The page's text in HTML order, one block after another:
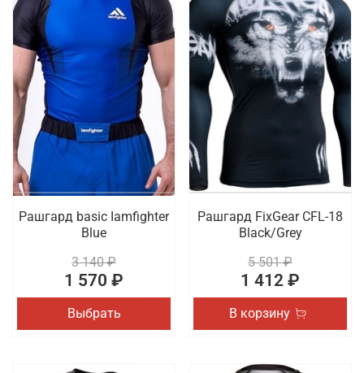
Рашгард basic Iamfighter
Blue
3 140 ₽
1 570 ₽
Выбрать
Рашгард FixGear CFL-18
Black/Grey
5 501 ₽
1 412 ₽
В корзину